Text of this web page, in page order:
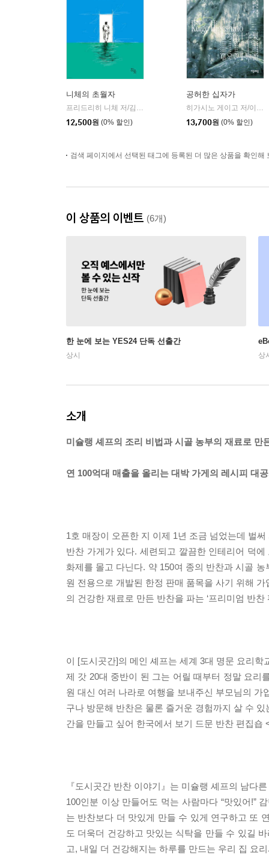
니체의 초월자
프리드리히 니체 저/김철 편역
12,500원 (0% 할인)
공허한 십자가
히가시노 게이고 저/이선희 역
13,700원 (0% 할인)
검색 페이지에서 선택된 태그에 등록된 더 많은 상품을 확인해
이 상품의 이벤트 (6개)
한 눈에 보는 YES24 단독 선출간
상시 상
소개
미슐랭 셰프의 조리 비법과 시골 농부의 재료로 만
연 100억대 매출을 올리는 대박 가게의 레시피 대
1호 매장이 오픈한 지 이제 1년 조금 넘었는데 벌
반찬 가게가 있다. 세련되고 깔끔한 인테리어 덕
화제를 몰고 다닌다. 약 150여 종의 반찬과 시골
원 전용으로 개발된 한정 판매 품목을 사기 위해
의 건강한 재료로 만든 반찬을 파는 ‘프리미엄 반
이 [도시곳간]의 메인 셰프는 세계 3대 명문 요리
제 갓 20대 중반이 된 그는 어릴 때부터 정말 요리
원 대신 여러 나라로 여행을 보내주신 부모님의
구나 방문해 반찬은 물론 즐거운 경험까지 살 수
간을 만들고 싶어 한국에서 보기 드문 반찬 편집숍
『도시곳간 반찬 이야기』는 미슐랭 셰프의 남다
100인분 이상 만들어도 먹는 사람마다 “맛있어!”
는 반찬보다 더 맛있게 만들 수 있게 연구하고 또
도 더욱더 건강하고 맛있는 식탁을 만들 수 있길
고, 내일 더 건강해지는 하루를 만드는 우리 집 요